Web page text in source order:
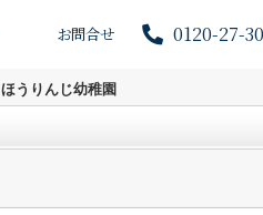
お問合せ 0120-27-
ほうりんじ幼稚園